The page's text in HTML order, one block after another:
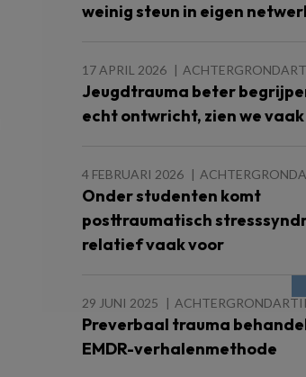
weinig steun in eigen
17 APRIL 2026
Jeugdtrauma beter
echt ontwricht, zien we
4 FEBRUARI 2026
Onder studenten komt
posttraumatisch
relatief vaak voor
29 JUNI 2025
Preverbaal trauma
EMDR-verhalenmethode